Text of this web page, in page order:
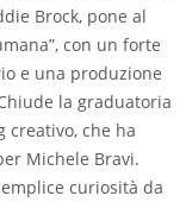
Brock, pone al
con un forte
e una produzione
la graduatoria
creativo, che ha
Michele Bravi.
curiosità da